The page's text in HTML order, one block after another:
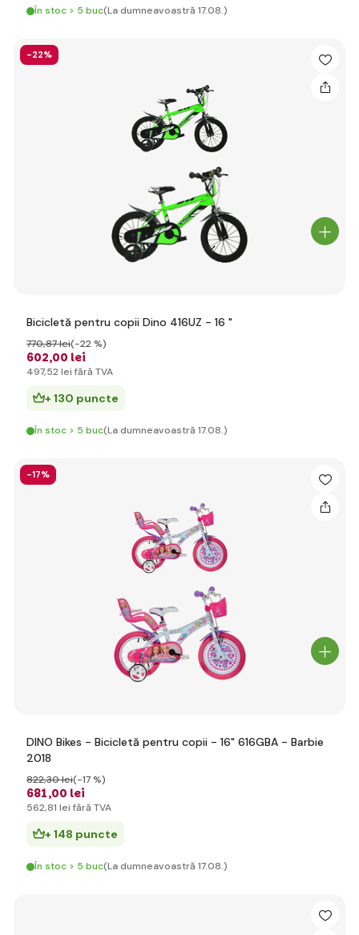
În stoc > 5 buc(La dumneavoastră 17.08.)
-22%
Bicicletă pentru copii Dino 416UZ - 16 "
602,00 lei
770,87 lei(-22 %)
497,52 lei fără TVA
+ 130 puncte
În stoc > 5 buc(La dumneavoastră 17.08.)
-17%
DINO Bikes - Bicicletă pentru copii - 16" 616GBA - Barbie
2018
681,00 lei
822,30 lei(-17 %)
562,81 lei fără TVA
+ 148 puncte
În stoc > 5 buc(La dumneavoastră 17.08.)